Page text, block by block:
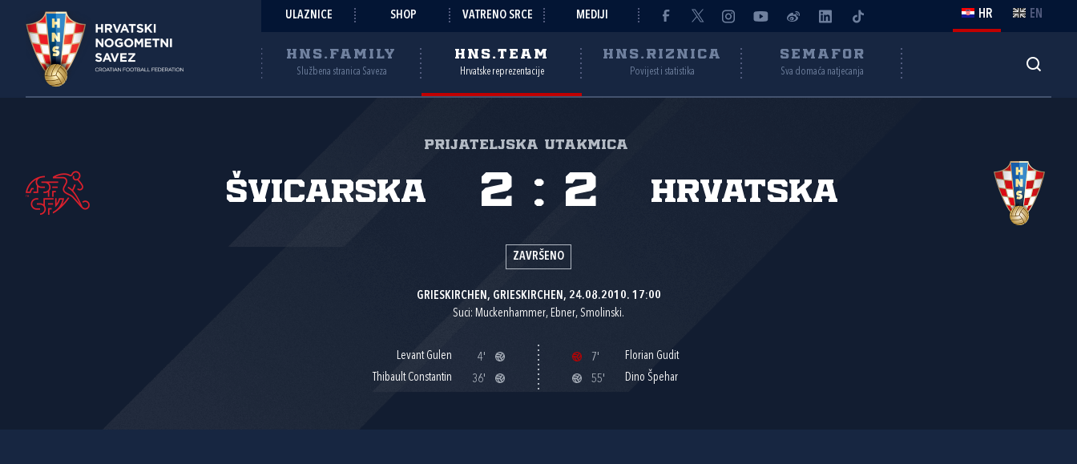
ULAZNICE SHOP VATRENO SRCE MEDIJI HR EN
HNS.FAMILY
Službena stranica Saveza
HNS.TEAM
Hrvatske reprezentacije
HNS.RIZNICA
Povijest i statistika
SEMAFOR
Sva domaća natjecanja
Prijateljska utakmica
Švicarska Hrvatska
2 : 2
ZAVRŠENO
GRIESKIRCHEN, GRIESKIRCHEN, 24.08.2010. 17:00
Suci: Muckenhammer, Ebner, Smolinski.
Levant Gulen
4'
Thibault Constantin
36'
7'
Florian Gudit
55'
Dino Špehar